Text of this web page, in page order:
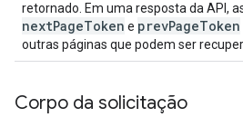
retornado. Em uma resposta da API,
nextPageToken e prevPageToken
outras páginas que podem ser
Corpo da solicitação